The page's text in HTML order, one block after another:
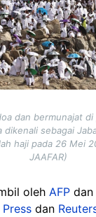
dan bermunajat
dikenali sebagai
haji pada 26 Mei
JAAFAR)
oleh AFP
dan